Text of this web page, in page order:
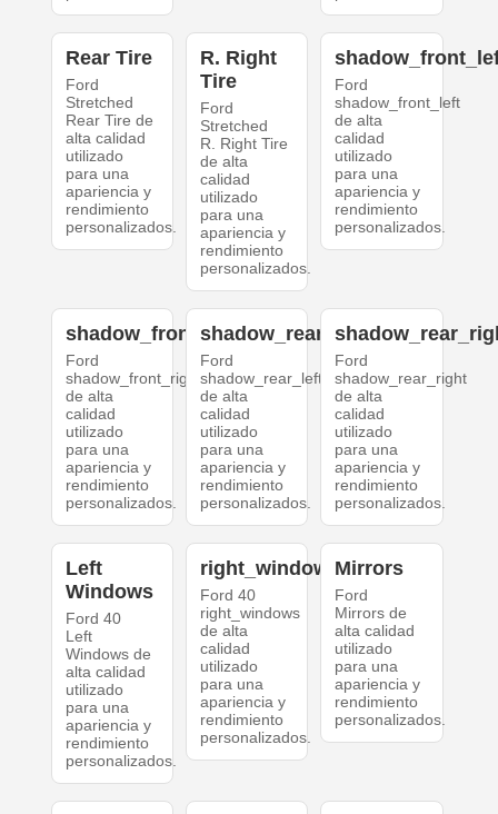
Rear Tire
Ford
Stretched
Rear Tire de
alta calidad
utilizado
para una
apariencia y
rendimiento
personalizados.
R. Right
Tire
Ford
Stretched
R. Right Tire
de alta
calidad
utilizado
para una
apariencia y
rendimiento
personalizados.
Ford
shadow_front_left
de alta
calidad
utilizado
para una
apariencia y
rendimiento
personalizados.
shadow_front_right
Ford
shadow_front_right
de alta
calidad
utilizado
para una
apariencia y
rendimiento
personalizados.
shadow_rear_left
Ford
shadow_rear_left
de alta
calidad
utilizado
para una
apariencia y
rendimiento
personalizados.
Ford
shadow_rear_right
de alta
calidad
utilizado
para una
apariencia y
rendimiento
personalizados.
Left
Windows
Ford 40
Left
Windows de
alta calidad
utilizado
para una
apariencia y
rendimiento
personalizados.
right_windows
Ford 40
right_windows
de alta
calidad
utilizado
para una
apariencia y
rendimiento
personalizados.
Mirrors
Ford
Mirrors de
alta calidad
utilizado
para una
apariencia y
rendimiento
personalizados.